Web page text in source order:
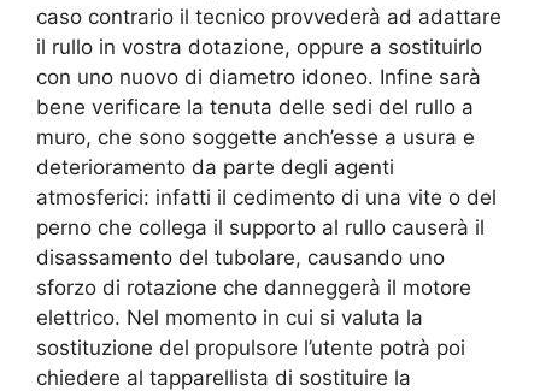
caso contrario il tecnico provvederà ad adattare
il rullo in vostra dotazione, oppure a sostituirlo
con uno nuovo di diametro idoneo. Infine sarà
bene verificare la tenuta delle sedi del rullo a
muro, che sono soggette anch’esse a usura e
deterioramento da parte degli agenti
atmosferici: infatti il cedimento di una vite o del
perno che collega il supporto al rullo causerà il
disassamento del tubolare, causando uno
sforzo di rotazione che danneggerà il motore
elettrico. Nel momento in cui si valuta la
sostituzione del propulsore l’utente potrà poi
chiedere al tapparellista di sostituire la